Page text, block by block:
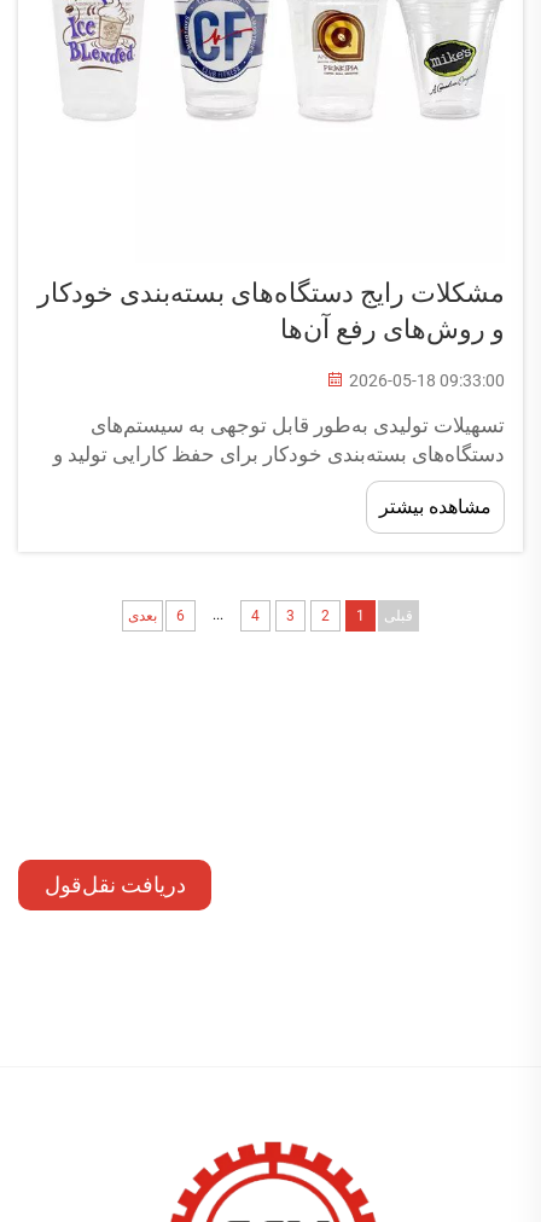
مشکلات رایج دستگاه‌های بسته‌بندی خودکار
و روش‌های رفع آن‌ها
2026-05-18 09:33:00
تسهیلات تولیدی به‌طور قابل توجهی به سیستم‌های
دستگاه‌های بسته‌بندی خودکار برای حفظ کارایی تولید و
رعایت ضرب‌الاجل‌های تحویل متکی هستند. زمانی که
دستگاه بسته‌بندی خودکار با مشکلی مواجه می‌شود،
ممکن است خطوط تولید کامل را متوقف کند و منجر به
مشاهده بیشتر
قبلی 1
2
3
4
...
6 بعدی
دریافت نقل‌قول